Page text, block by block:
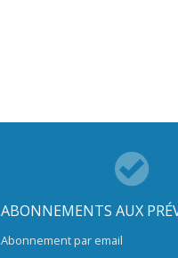
ABONNEMENTS AUX
Abonnement par email